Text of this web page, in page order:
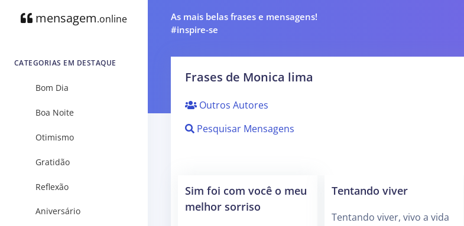
mensagem.online
CATEGORIAS EM DESTAQUE
Bom Dia
Boa Noite
Otimismo
Gratidão
Reflexão
Aniversário
As mais belas frases e mensagens!
#inspire-se
Frases de Monica lima
Outros Autores
Pesquisar Mensagens
Sim foi com você o meu
melhor sorriso
Tentando viver
Tentando viver, vivo a vida